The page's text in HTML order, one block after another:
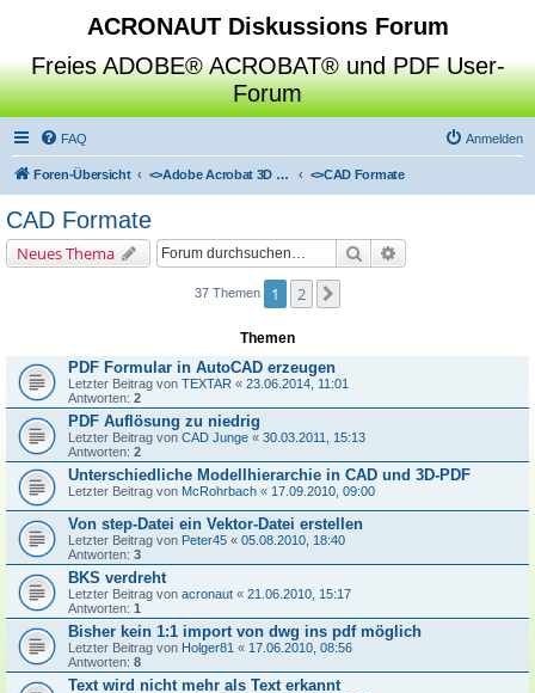
ACRONAUT Diskussions Forum
Freies ADOBE® ACROBAT® und PDF User-
Forum
FAQ Anmelden
Foren-Übersicht <>Adobe Acrobat 3D Toolkit / Deep Exploration / SAP Visual Enterprise Author <>CAD Formate
CAD Formate
Neues Thema Suche
37 Themen 1 2
Themen
PDF Formular in AutoCAD erzeugen
Letzter Beitrag von TEXTAR « 23.06.2014, 11:01
Antworten: 2
PDF Auflösung zu niedrig
Letzter Beitrag von CAD Junge « 30.03.2011, 15:13
Antworten: 2
Unterschiedliche Modellhierarchie in CAD und 3D-PDF
Letzter Beitrag von McRohrbach « 17.09.2010, 09:00
Von step-Datei ein Vektor-Datei erstellen
Letzter Beitrag von Peter45 « 05.08.2010, 18:40
Antworten: 3
BKS verdreht
Letzter Beitrag von acronaut « 21.06.2010, 15:17
Antworten: 1
Bisher kein 1:1 import von dwg ins pdf möglich
Letzter Beitrag von Holger81 « 17.06.2010, 08:56
Antworten: 8
Text wird nicht mehr als Text erkannt